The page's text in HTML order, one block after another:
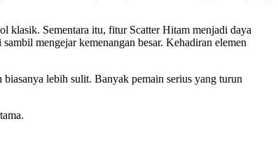
klasik. Sementara itu, fitur Scatter Hitam menjadi daya
mengejar kemenangan besar. Kehadiran elemen
biasanya lebih sulit. Banyak pemain serius yang turun